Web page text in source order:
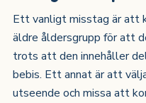
Ett vanligt misstag är att
äldre åldersgrupp för att
trots att den innehåller
bebis. Ett annat är att
utseende och missa att